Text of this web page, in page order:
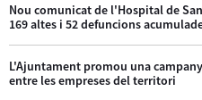
Nou comunicat de l'Hospital de
169 altes i 52 defuncions
L'Ajuntament promou una
entre les empreses del territori